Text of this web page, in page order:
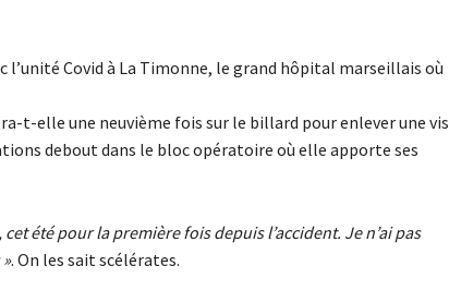
l’unité Covid à La Timonne, le grand hôpital marseillais où
t-elle une neuvième fois sur le billard pour enlever une vis
debout dans le bloc opératoire où elle apporte ses
cet été pour la première fois depuis l’accident. Je n’ai pas
. On les sait scélérates.